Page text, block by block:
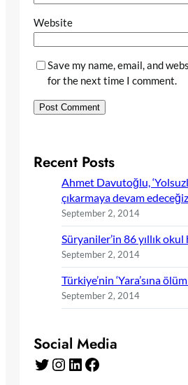
Website
Save my name, email, and
for the next time I comment.
Recent Posts
Ahmet Davutoğlu,
çıkarmaya devam
September 2, 2014
Süryaniler’in 86 yıllık
September 2, 2014
Türkiye’nin ‘Yara’sına
September 2, 2014
Social Media
Twitter Instagram LinkedIn Facebook